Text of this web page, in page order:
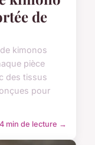
de
kimonos
pièce
des tissus
pour
4 min de lecture →